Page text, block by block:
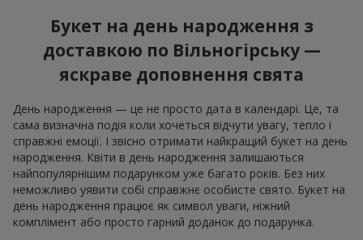
Букет на день народження з
доставкою по Вільногірську —
яскраве доповнення свята
День народження — це не просто дата в календарі. Це, та
сама визначна подія коли хочеться відчути увагу, тепло і
справжні емоції. І звісно отримати найкращий букет на день
народження. Квіти в день народження залишаються
найпопулярнішим подарунком уже багато років. Без них
неможливо уявити собі справжнє особисте свято. Букет на
день народження працює як символ уваги, ніжний
комплімент або просто гарний доданок до подарунка.